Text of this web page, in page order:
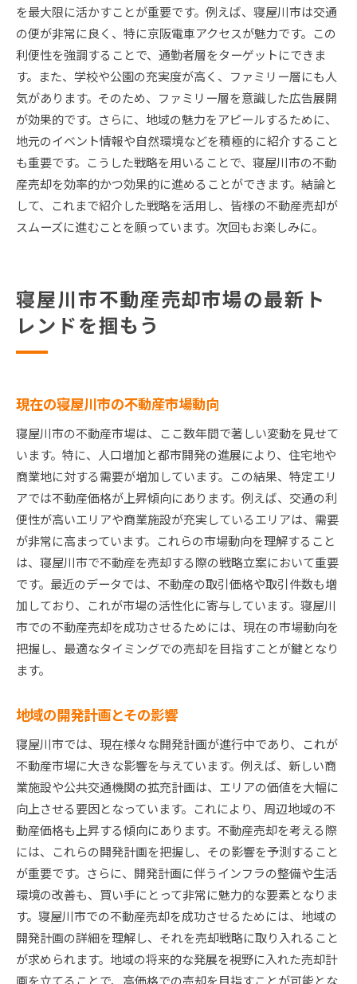
を最大限に活かすことが重要です。例えば、寝屋川市は交通
の便が非常に良く、特に京阪電車アクセスが魅力です。この
利便性を強調することで、通勤者層をターゲットにできま
す。また、学校や公園の充実度が高く、ファミリー層にも人
気があります。そのため、ファミリー層を意識した広告展開
が効果的です。さらに、地域の魅力をアピールするために、
地元のイベント情報や自然環境などを積極的に紹介すること
も重要です。こうした戦略を用いることで、寝屋川市の不動
産売却を効率的かつ効果的に進めることができます。結論と
して、これまで紹介した戦略を活用し、皆様の不動産売却が
スムーズに進むことを願っています。次回もお楽しみに。
寝屋川市不動産売却市場の最新ト
レンドを掴もう
現在の寝屋川市の不動産市場動向
寝屋川市の不動産市場は、ここ数年間で著しい変動を見せて
います。特に、人口増加と都市開発の進展により、住宅地や
商業地に対する需要が増加しています。この結果、特定エリ
アでは不動産価格が上昇傾向にあります。例えば、交通の利
便性が高いエリアや商業施設が充実しているエリアは、需要
が非常に高まっています。これらの市場動向を理解すること
は、寝屋川市で不動産を売却する際の戦略立案において重要
です。最近のデータでは、不動産の取引価格や取引件数も増
加しており、これが市場の活性化に寄与しています。寝屋川
市での不動産売却を成功させるためには、現在の市場動向を
把握し、最適なタイミングでの売却を目指すことが鍵となり
ます。
地域の開発計画とその影響
寝屋川市では、現在様々な開発計画が進行中であり、これが
不動産市場に大きな影響を与えています。例えば、新しい商
業施設や公共交通機関の拡充計画は、エリアの価値を大幅に
向上させる要因となっています。これにより、周辺地域の不
動産価格も上昇する傾向にあります。不動産売却を考える際
には、これらの開発計画を把握し、その影響を予測すること
が重要です。さらに、開発計画に伴うインフラの整備や生活
環境の改善も、買い手にとって非常に魅力的な要素となりま
す。寝屋川市での不動産売却を成功させるためには、地域の
開発計画の詳細を理解し、それを売却戦略に取り入れること
が求められます。地域の将来的な発展を視野に入れた売却計
画を立てることで、高価格での売却を目指すことが可能とな